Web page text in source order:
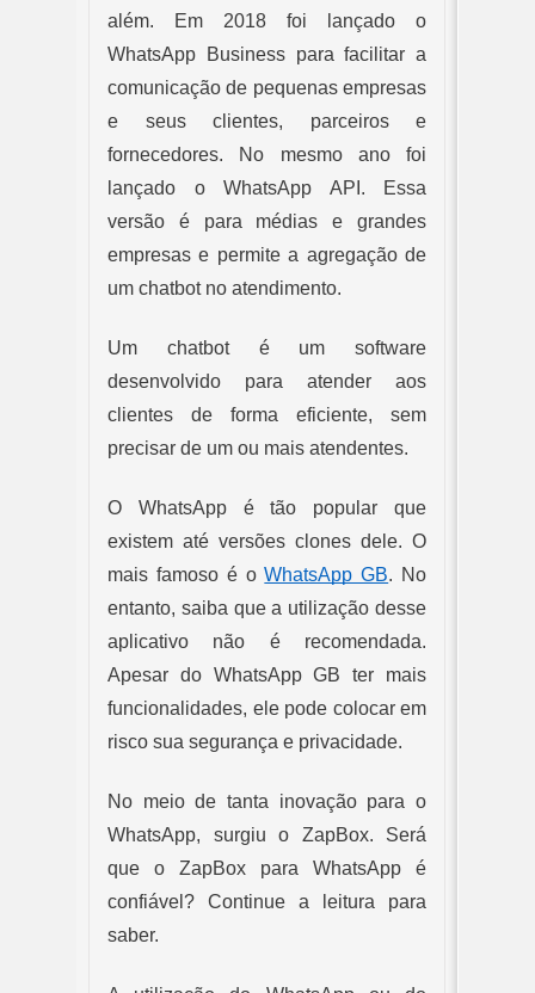
além. Em 2018 foi lançado o
WhatsApp Business para facilitar a
comunicação de pequenas empresas
e seus clientes, parceiros e
fornecedores. No mesmo ano foi
lançado o WhatsApp API. Essa
versão é para médias e grandes
empresas e permite a agregação de
um chatbot no atendimento.
Um chatbot é um software
desenvolvido para atender aos
clientes de forma eficiente, sem
precisar de um ou mais atendentes.
O WhatsApp é tão popular que
existem até versões clones dele. O
mais famoso é o WhatsApp GB. No
entanto, saiba que a utilização desse
aplicativo não é recomendada.
Apesar do WhatsApp GB ter mais
funcionalidades, ele pode colocar em
risco sua segurança e privacidade.
No meio de tanta inovação para o
WhatsApp, surgiu o ZapBox. Será
que o ZapBox para WhatsApp é
confiável? Continue a leitura para
saber.